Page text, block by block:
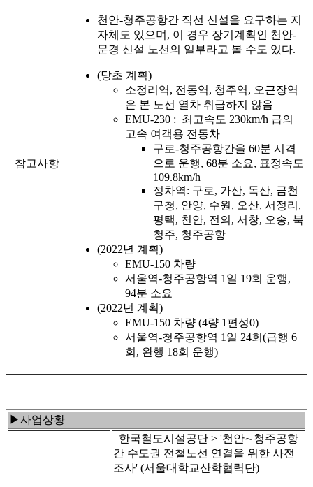
참고사항
천안-청주공항간 직선 신설을 요구하는 지
자체도 있으며, 이 경우 장기계획인 천안-
문경 신설 노선의 일부라고 볼 수도 있다.
(당초 계획)
소정리역, 전동역, 청주역, 오근장역
은 본 노선 열차 취급하지 않음
EMU-230 : 최고속도 230km/h 급의
고속 여객용 전동차
구로-청주공항간을 60분 시격
으로 운행, 68분 소요, 표정속도
109.8km/h
정차역: 구로, 가산, 독산, 금천
구청, 안양, 수원, 오산, 서정리,
평택, 천안, 전의, 서창, 오송, 북
청주, 청주공항
(2022년 계획)
EMU-150 차량
서울역-청주공항역 1일 19회 운행,
94분 소요
(2022년 계획)
EMU-150 차량 (4량 1편성0)
서울역-청주공항역 1일 24회(급행 6
회, 완행 18회 운행)
▶사업상황
한국철도시설공단 > '천안∼청주공항
간 수도권 전철노선 연결을 위한 사전
조사' (서울대학교산학협력단)